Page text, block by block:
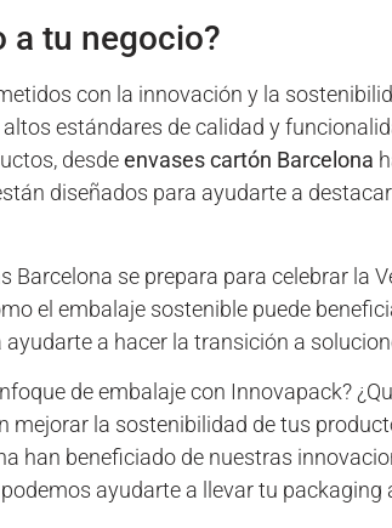
a tu negocio?
con la innovación y la
estándares de calidad y
desdeenvases cartón Barcelona
diseñados para ayudarte a
Barcelona se prepara para celebrar la
el embalaje sostenible puede
a hacer la transición a
de embalaje con Innovapack?
mejorar la sostenibilidad de tus
han beneficiado de nuestras
ayudarte a llevar tu packaging